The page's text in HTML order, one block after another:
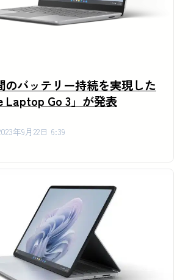
のバッテリー持続を実現した
Laptop Go 3」が発表
年9月22日 6:39